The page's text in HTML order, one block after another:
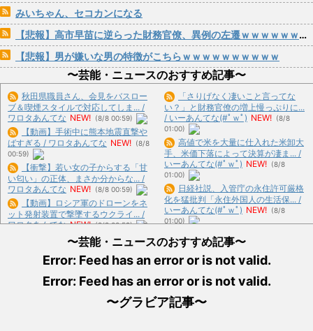
みいちゃん、セコカンになる
【悲報】高市早苗に逆らった財務官僚、異例の左遷ｗｗｗｗｗｗｗｗ
【悲報】男が嫌いな男の特徴がこちらｗｗｗｗｗｗｗｗｗｗ
〜芸能・ニュースのおすすめ記事〜
秋田県職員さん、会見をバスロー
ブ＆喫煙スタイルで対応してしま... /
ワロタあんてな NEW! (8/8 00:59)
【動画】手術中に熊本地震直撃や
ばすぎる / ワロタあんてな NEW! (8/8
00:59)
【衝撃】若い女の子からする「甘
い匂い」の正体、まさか分からな... /
ワロタあんてな NEW! (8/8 00:59)
【動画】ロシア軍のドローンをネ
ット発射装置で撃墜するウクライ... /
ワロタあんてな NEW! (8/8 00:59)
ショートスリーパー堀大輔、高須
幹弥にブチギレ / ワロタあんてな
(8/8 00:59)
あった話をする、オカルト系で / おま
(8/8 00:09)
【知ってた】中国製ルーター20機
「さりげなく凄いこと言ってな
い？」と財務官僚の増上慢っぷりに...
/ いーあんてな(#ﾟｗﾟ) NEW! (8/8
01:00)
高値で米を大量に仕入れた米卸大
手、米価下落によって決算が凄ま... /
いーあんてな(#ﾟｗﾟ) NEW! (8/8
01:00)
日経社説、入管庁の永住許可厳格
化を猛批判「永住外国人の生活保... /
いーあんてな(#ﾟｗﾟ) NEW! (8/8
01:00)
左遷された財務省エリートに待ち
受ける運命がやばすぎる！と話題... /
いーあんてな(#ﾟｗﾟ) NEW!
01:00)
中国「大洪水！」三峡ダム「9門
いーあんてな(#ﾟｗﾟ)
〜芸能・ニュースのおすすめ記事〜
Error: Feed has an error or is not valid.
Error: Feed has an error or is not valid.
〜グラビア記事〜